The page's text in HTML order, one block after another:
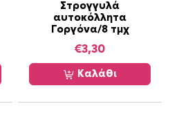
Στρογγυλά
αυτοκόλλητα
Γοργόνα/8 τμχ
€3,30
Καλάθι